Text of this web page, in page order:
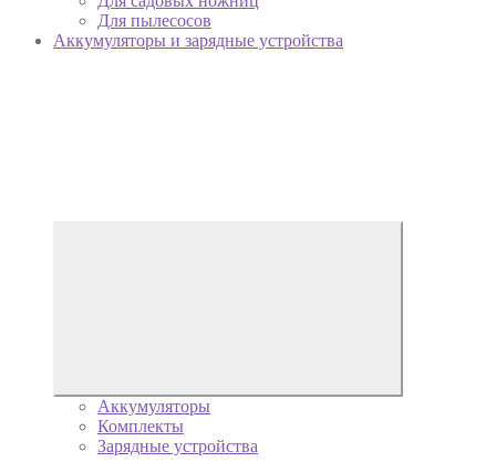
Для пылесосов
Аккумуляторы и зарядные устройства
Аккумуляторы
Комплекты
Зарядные устройства